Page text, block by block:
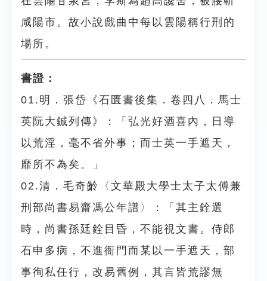
咸陽市。故小說戲曲中每以雲陽稱行刑的
場所。
書證：
01.明．張岱《石匱書後集．卷四八．馬士
英阮大鋮列傳》：「弘光好酒喜內，日導
以荒淫，毫不省外事；而士英一手遮天，
靡所不為矣。」
02.清．毛奇齡〈文華殿大學士太子太傅兼
刑部尚書易齋馮公年譜〉：「其主銓選
時，尚書孫廷銓目昏，不能視文書。侍郎
石申多病，不進衙門而某以一手遮天，部
事徇私任行，改易舊例，其言皆荒謬無